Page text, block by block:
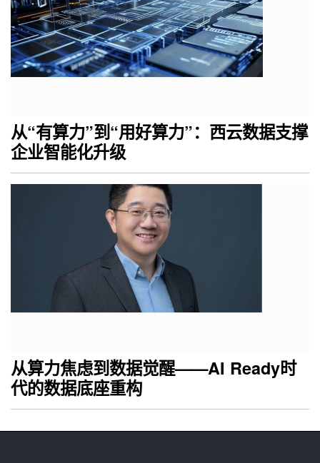
从“有算力”到“用好算力”：西云数据支撑
企业智能化升级
从算力焦虑到数据觉醒——AI Ready时
代的数据底座重构